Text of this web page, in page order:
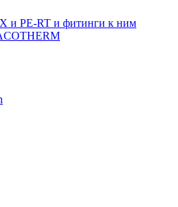
и PE-RT и фитинги к ним